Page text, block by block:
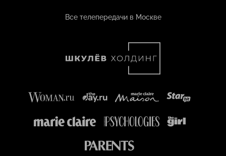
Все телепередачи в Москве